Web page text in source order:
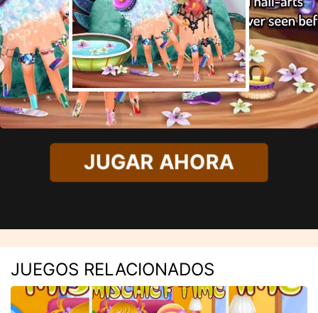
JUGAR AHORA
JUEGOS RELACIONADOS